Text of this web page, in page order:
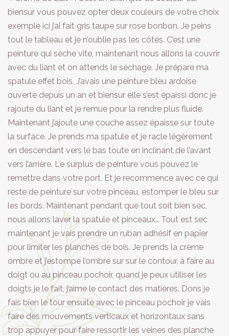
biensur vous pouvez opter deux couleurs de votre choix
exemple ici j’ai fait gris taupe sur rose bonbon. Je peins
tout le tableau et je n’oublie pas les côtés. C’est une
peinture qui sèche vite, maintenant nous allons la couvrir
avec du liant et on attends le séchage. Je prépare ma
spatule effet bois. J’avais une peinture bleu ardoise
ouverte depuis un an et biensur elle s’est épaissi donc je
rajoute du liant et je remue pour la rendre plus fluide.
Maintenant j’ajoute une couche assez épaisse sur toute
la surface. Je prends ma spatule et je racle légèrement
en descendant vers le bas toute en inclinant de l’avant
vers l’arrière. Le surplus de peinture vous pouvez le
remettre dans votre port. Et je recommence avec ce qui
reste de peinture sur votre pinceau, estomper le bleu sur
les bords. Maintenant pendant que tout soit bien sec,
nous allons laver la spatule et pinceaux… Tout est sec
maintenant je vais prendre un ruban adhésif en papier
pour limiter les planches de bois. Je prends la crème
ombre et j’estompe l’ombre sur sur le contour, à faire au
doigt ou au pinceau pochoir, quand je peux utiliser les
doigts je le fait, j’aime le contact des matières. Dons je
fais bien le tour ensuite avec le pinceau pochoir je vais
faire des mouvements verticaux et horizontaux sans
trop appuyer pour faire ressortir les veines des planche